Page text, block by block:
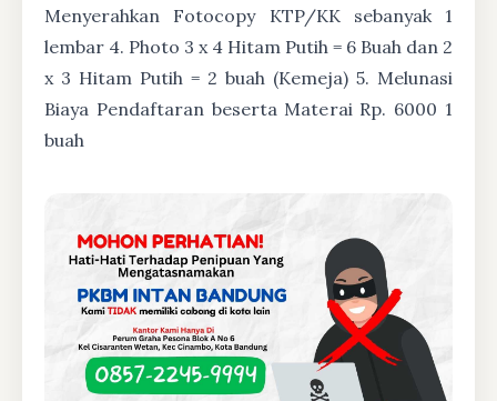
Menyerahkan Fotocopy KTP/KK sebanyak 1
lembar 4. Photo 3 x 4 Hitam Putih = 6 Buah dan 2
x 3 Hitam Putih = 2 buah (Kemeja) 5. Melunasi
Biaya Pendaftaran beserta Materai Rp. 6000 1
buah